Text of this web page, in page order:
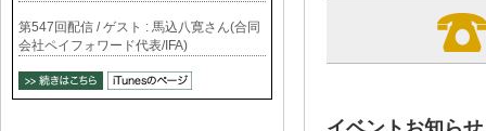
第547回配信 / ゲスト : 馬込八寛さん(合同
会社ペイフォワード代表/IFA)